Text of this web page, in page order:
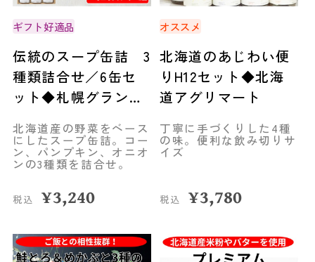
ギフト好適品
伝統のスープ缶詰 3
種類詰合せ／6缶セ
ット◆札幌グランド
北海道産の野菜をベース
にしたスープ缶詰。コー
ン、パンプキン、オニオ
ンの3種類を詰合せ。
税込 ¥3,240
オススメ
北海道のあじわい便
りH12セット◆北海
道アグリマート
丁寧に手づくりした4種
の味。便利な飲み切りサ
イズ
税込 ¥3,780